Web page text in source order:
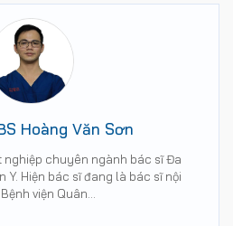
Hoàng Văn Sơn
nghiệp chuyên ngành bác sĩ Đa
Y. Hiện bác sĩ đang là bác sĩ nội
viện Quân…